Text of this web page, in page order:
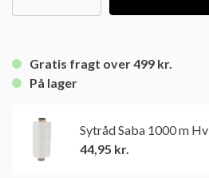
Gratis fragt over 499 kr.
På lager
Sytråd Saba 1000 m
44,95 kr.